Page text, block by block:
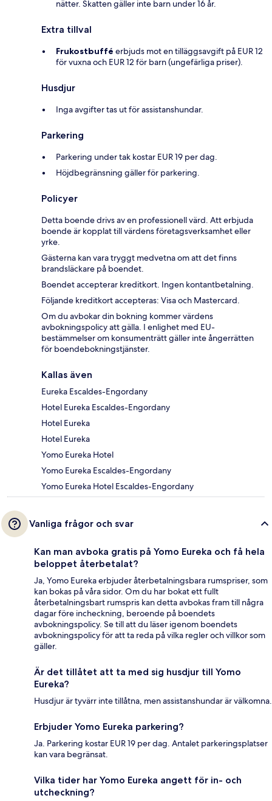
nätter. Skatten gäller inte barn under 16 år.
Extra tillval
Frukostbuffé erbjuds mot en tilläggsavgift på EUR 12
för vuxna och EUR 12 för barn (ungefärliga priser).
Husdjur
Inga avgifter tas ut för assistanshundar.
Parkering
Parkering under tak kostar EUR 19 per dag.
Höjdbegränsning gäller för parkering.
Policyer
Detta boende drivs av en professionell värd. Att erbjuda
boende är kopplat till värdens företagsverksamhet eller
yrke.
Gästerna kan vara tryggt medvetna om att det finns
brandsläckare på boendet.
Boendet accepterar kreditkort. Ingen kontantbetalning.
Följande kreditkort accepteras: Visa och Mastercard.
Om du avbokar din bokning kommer värdens
avbokningspolicy att gälla. I enlighet med EU-
bestämmelser om konsumenträtt gäller inte ångerrätten
för boendebokningstjänster.
Kallas även
Eureka Escaldes-Engordany
Hotel Eureka Escaldes-Engordany
Hotel Eureka
Hotel Eureka
Yomo Eureka Hotel
Yomo Eureka Escaldes-Engordany
Yomo Eureka Hotel Escaldes-Engordany
Vanliga frågor och svar
Kan man avboka gratis på Yomo Eureka och få hela
beloppet återbetalat?
Ja, Yomo Eureka erbjuder återbetalningsbara rumspriser, som
kan bokas på våra sidor. Om du har bokat ett fullt
återbetalningsbart rumspris kan detta avbokas fram till några
dagar före incheckning, beroende på boendets
avbokningspolicy. Se till att du läser igenom boendets
avbokningspolicy för att ta reda på vilka regler och villkor som
gäller.
Är det tillåtet att ta med sig husdjur till Yomo
Eureka?
Husdjur är tyvärr inte tillåtna, men assistanshundar är välkomna.
Erbjuder Yomo Eureka parkering?
Ja. Parkering kostar EUR 19 per dag. Antalet parkeringsplatser
kan vara begränsat.
Vilka tider har Yomo Eureka angett för in- och
utcheckning?